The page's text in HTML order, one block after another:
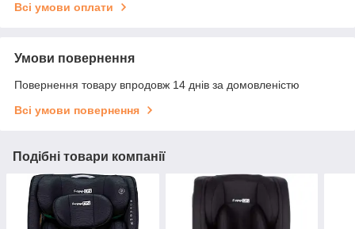
Всі умови оплати
Умови повернення
Повернення товару впродовж 14 днів за домовленістю
Всі умови повернення
Подібні товари компанії